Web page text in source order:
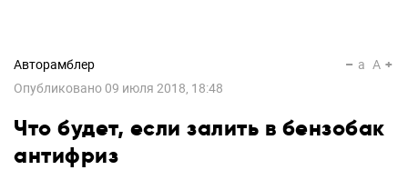
Авторамблер
Опубликовано 09 июля 2018, 18:48
a A
Что будет, если залить в бензобак
антифриз